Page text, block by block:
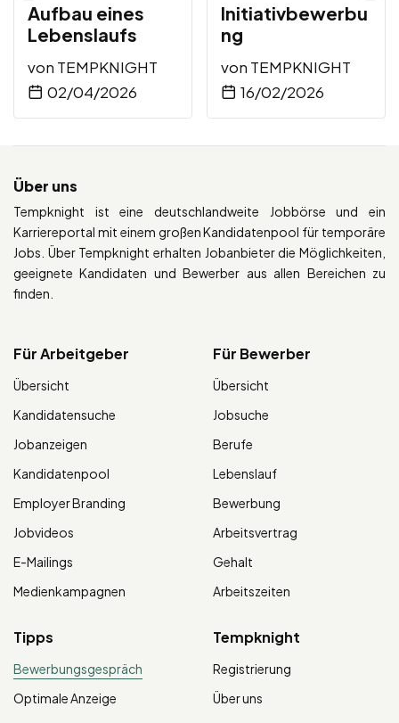
Aufbau eines
Lebenslaufs
von TEMPKNIGHT
02/04/2026
Initiativbewerbu
ng
von TEMPKNIGHT
16/02/2026
Über uns
Tempknight ist eine deutschlandweite Jobbörse und ein
Karriereportal mit einem großen Kandidatenpool für temporäre
Jobs. Über Tempknight erhalten Jobanbieter die Möglichkeiten,
geeignete Kandidaten und Bewerber aus allen Bereichen zu
finden.
Für Arbeitgeber
Übersicht
Kandidatensuche
Jobanzeigen
Kandidatenpool
Employer Branding
Jobvideos
E-Mailings
Medienkampagnen
Für Bewerber
Übersicht
Jobsuche
Berufe
Lebenslauf
Bewerbung
Arbeitsvertrag
Gehalt
Arbeitszeiten
Tipps
Bewerbungsgespräch
Optimale Anzeige
Tempknight
Registrierung
Über uns